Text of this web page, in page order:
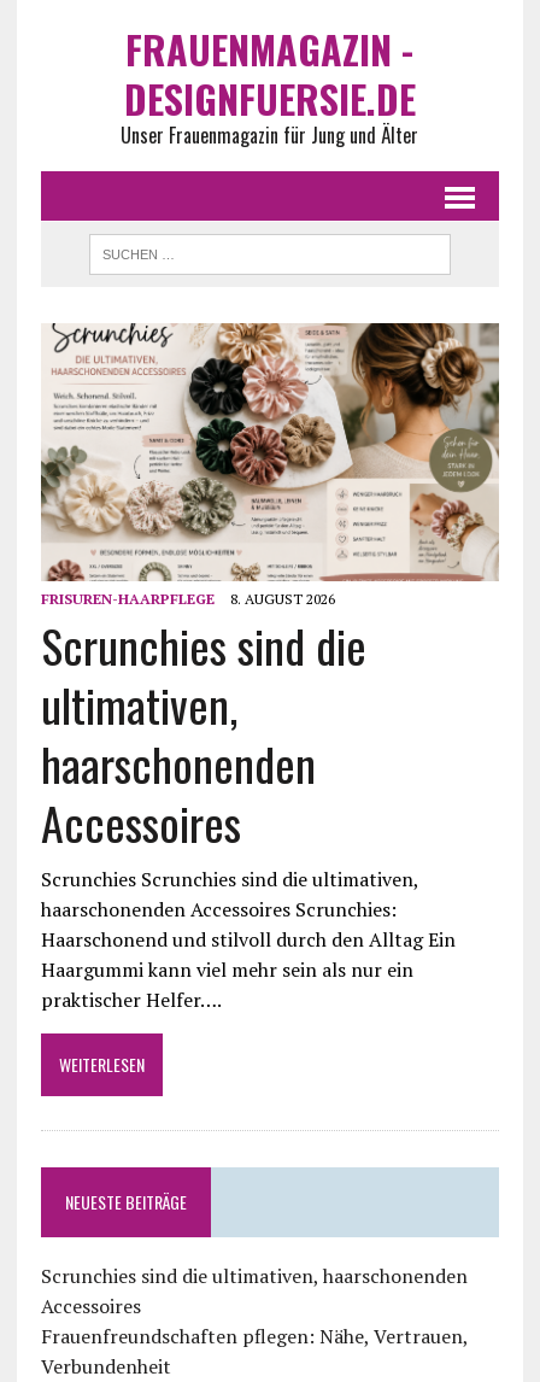
FRAUENMAGAZIN -
DESIGNFUERSIE.DE
Unser Frauenmagazin für Jung und Älter
FRISUREN-HAARPFLEGE 8. AUGUST 2026
Scrunchies sind die
ultimativen,
haarschonenden
Accessoires
Scrunchies Scrunchies sind die ultimativen,
haarschonenden Accessoires Scrunchies:
Haarschonend und stilvoll durch den Alltag Ein
Haargummi kann viel mehr sein als nur ein
praktischer Helfer….
WEITERLESEN
NEUESTE BEITRÄGE
Scrunchies sind die ultimativen, haarschonenden
Accessoires
Frauenfreundschaften pflegen: Nähe, Vertrauen,
Verbundenheit